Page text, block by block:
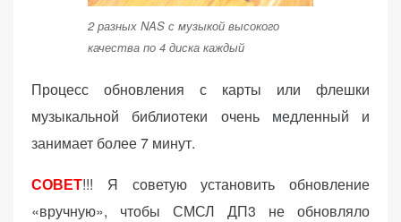
2 разных NAS с музыкой высокого
качества по 4 диска каждый
Процесс обновления с карты или флешки
музыкальной библиотеки очень медленный и
занимает более 7 минут.
СОВЕТ!!! Я советую установить обновление
«вручную», чтобы СМСЛ ДП3 не обновляло